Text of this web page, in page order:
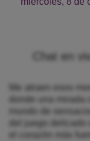
Chat en
Me atraen esos
donde una mirada
mundo de
del juego
el corazón más